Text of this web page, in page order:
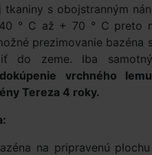
s obojstranným
° C až + 70 ° C preto
prezimovanie bazéna
do zeme. Iba
vrchného
Tereza 4 roky.
na pripravenú